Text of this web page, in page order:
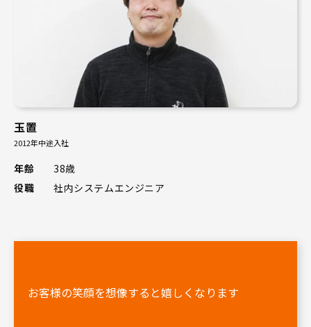
玉置
2012年中途入社
年齢
38歳
役職
社内システムエンジニア
お客様の笑顔を想像すると嬉しくなります